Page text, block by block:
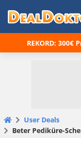
REKORD:
User Deals
Beter Pediküre-